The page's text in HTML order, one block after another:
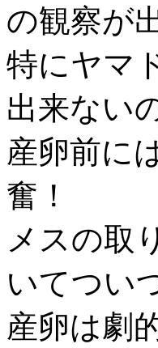
の観察が
特にヤマ
出来ない
産卵前に
奮！
メスの取
いてつい
産卵は劇